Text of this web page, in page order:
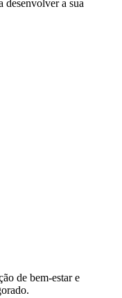
desenvolver a sua
de bem-estar e